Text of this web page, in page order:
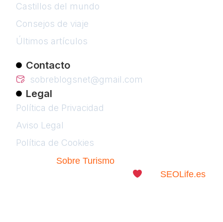
Castillos del mundo
Consejos de viaje
Últimos artículos
Contacto
sobreblogsnet@gmail.com
Legal
Política de Privacidad
Aviso Legal
Política de Cookies
Sobre Turismo
SEOLife.es